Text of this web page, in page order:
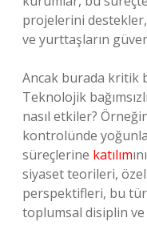
projelerini destekler,
ve yurttaşların
Ancak burada kritik
Teknolojik
nasıl etkiler?
kontrolünde
süreçlerine katılım
siyaset teorileri,
perspektifleri, bu
toplumsal disiplin